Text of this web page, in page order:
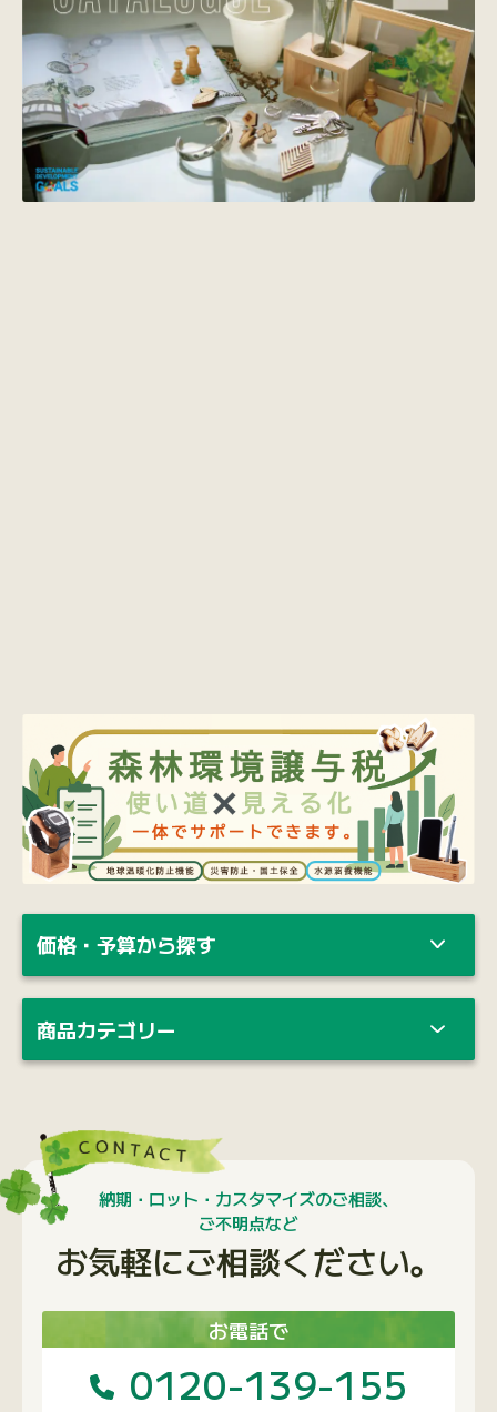
価格・予算から探す
商品カテゴリー
納期・ロット・カスタマイズのご相談、
ご不明点など
お気軽にご相談ください。
お電話で
0120-139-155